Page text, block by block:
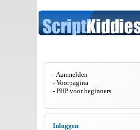
Aanmelden
Voorpagina
PHP voor beginners
Inloggen